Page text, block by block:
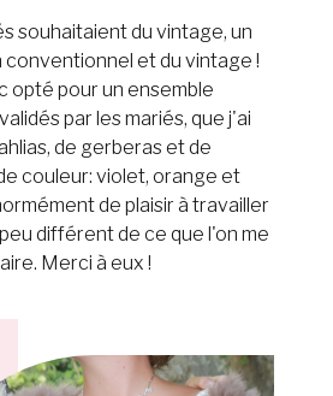
souhaitaient du vintage, un
conventionnel et du vintage !
opté pour un ensemble
par les mariés, que j'ai
de gerberas et de
couleur: violet, orange et
de plaisir à travailler
différent de ce que l'on me
Merci à eux !